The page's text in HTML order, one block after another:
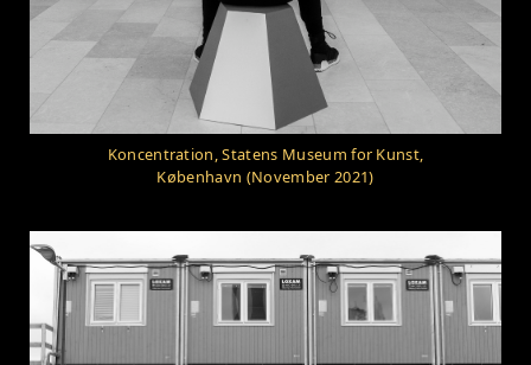
Koncentration, Statens Museum for Kunst,
København (November 2021)